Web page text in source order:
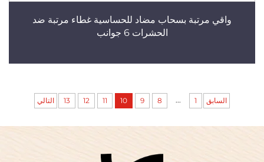
واقي مرتبة بسحاب مضاد للحساسية غطاء مرتبة ضد
الحشرات 6 جوانب
السابق 1
...
8
9
10
11
12
13 التالي